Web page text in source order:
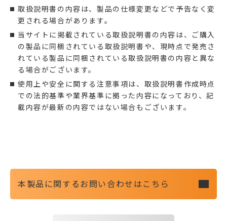
取扱説明書の内容は、製品の仕様変更などで予告なく変
更される場合があります。
当サイトに掲載されている取扱説明書の内容は、ご購入
の製品に同梱されている取扱説明書や、現時点で発売さ
れている製品に同梱されている取扱説明書の内容と異な
る場合がございます。
使用上や安全に関する注意事項は、取扱説明書作成時点
での法的基準や業界基準に拠った内容になっており、記
載内容が最新の内容ではない場合もございます。
本製品に関するお問い合わせはこちら